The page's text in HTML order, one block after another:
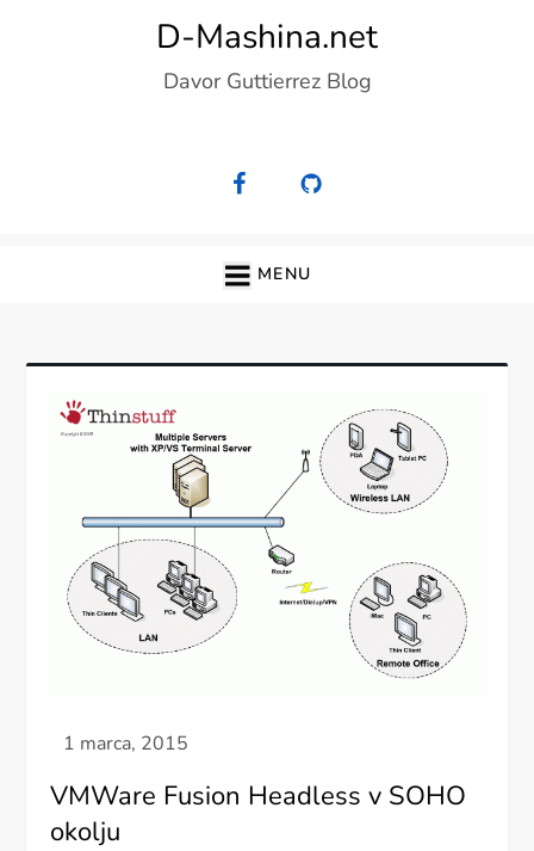
D-Mashina.net
Davor Guttierrez Blog
MENU
VMWare Fusion Headless v SOHO
okolju